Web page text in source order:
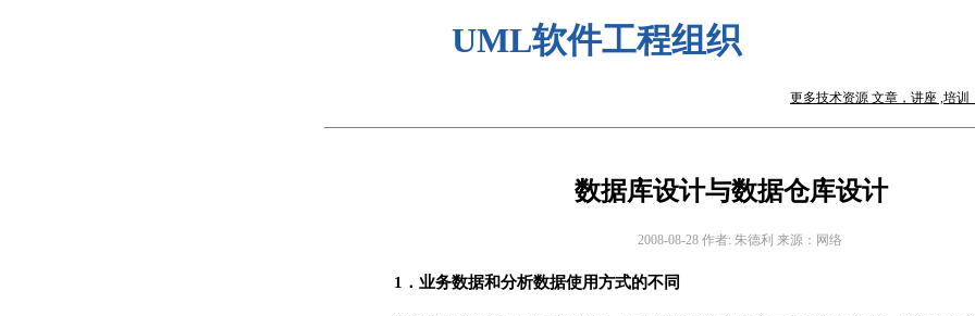
UML软件工程组织
更多技术资源 文章，讲座 ,培训
数据库设计与数据仓库设计
2008-08-28 作者: 朱德利 来源：网络
1．业务数据和分析数据使用方式的不同